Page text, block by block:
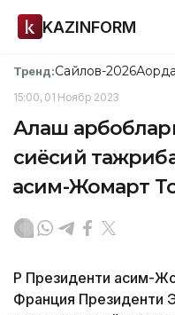
KAZINFORM
Тренд:Сайлов-2026Ақорда
15:00, 01 Ноябр 2023
Алаш
сиёсий
Қасим-Жомарт
ҚР Президенти Қасим-
Франция Президенти